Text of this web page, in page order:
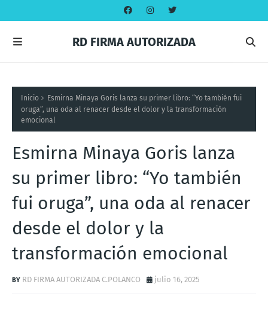
RD FIRMA AUTORIZADA
Inicio
Esmirna Minaya Goris lanza su primer libro: “Yo también fui
oruga”, una oda al renacer desde el dolor y la transformación
emocional
Esmirna Minaya Goris lanza
su primer libro: “Yo también
fui oruga”, una oda al renacer
desde el dolor y la
transformación emocional
RD FIRMA AUTORIZADA C.POLANCO julio 16, 2025